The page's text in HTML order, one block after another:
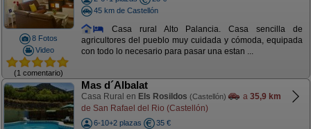
8 Fotos
Video
(1 comentario)
45 km de Castellón
Casa rural Alto Palancia. Casa sencilla de
agricultores del pueblo muy cuidada y cómoda, equipada
con todo lo necesario para pasar una estan ...
Mas d´Albalat
Casa Rural en Els Rosildos (Castellón) a 35,9 km
de San Rafael del Rio (Castellón)
6-10+2 plazas
35 €